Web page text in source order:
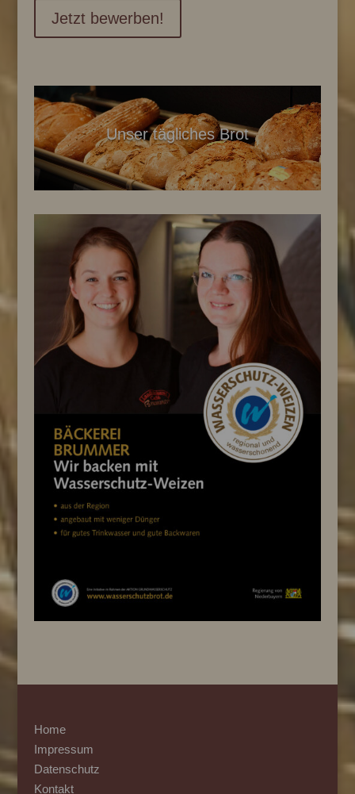
Jetzt bewerben!
Unser tägliches Brot
Home
Impressum
Datenschutz
Kontakt